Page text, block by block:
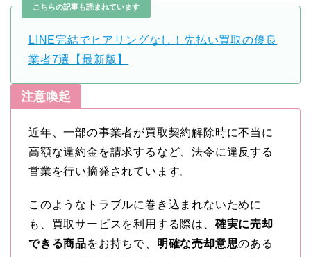
こちらの記事も読まれています
LINE完結でヒアリングなし！先払い買取の優良
業者7選【最新版】
注意喚起
近年、一部の事業者が買取契約解除時に不当に
高額な違約金を請求するなど、法令に違反する
営業を行い摘発されています。
このようなトラブルに巻き込まれないために
も、買取サービスを利用する際は、 確実に売却
できる商品をお持ちで、 明確な売却意思のある